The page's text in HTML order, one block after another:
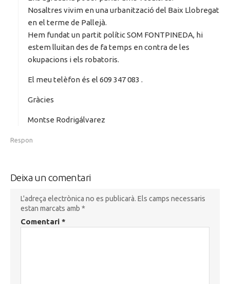
:
Nosaltres vivim en una urbanització del Baix Llobregat
en el terme de Pallejà.
Hem fundat un partit polític SOM FONTPINEDA, hi
estem lluitan des de fa temps en contra de les
okupacions i els robatoris.
El meu telèfon és el 609 347 083 .
Gràcies
Montse Rodrigálvarez
Respon
Deixa un comentari
L'adreça electrònica no es publicarà. Els camps necessaris
estan marcats amb *
Comentari *